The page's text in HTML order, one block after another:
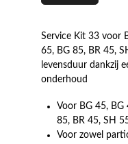
Service Kit 33 voor
65, BG 85, BR 45,
levensduur dankzij
onderhoud
Voor BG 45, BG
85, BR 45, SH
Voor zowel